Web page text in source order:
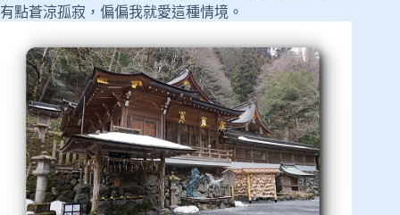
有點蒼涼孤寂，偏偏我就愛這種情境。